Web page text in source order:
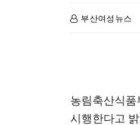
부산여성뉴스
농림축산식
시행한다고